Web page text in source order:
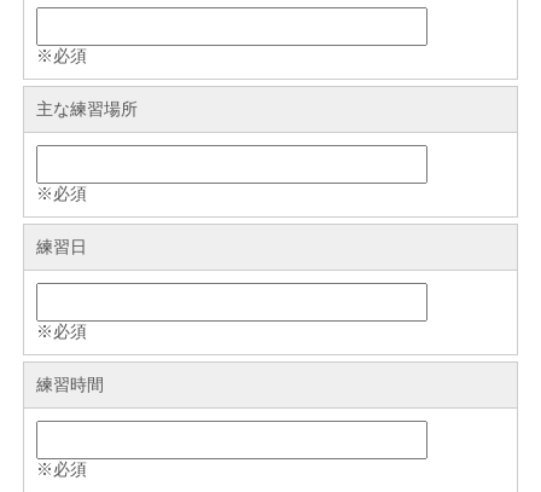
※必須
主な練習場所
※必須
練習日
※必須
練習時間
※必須